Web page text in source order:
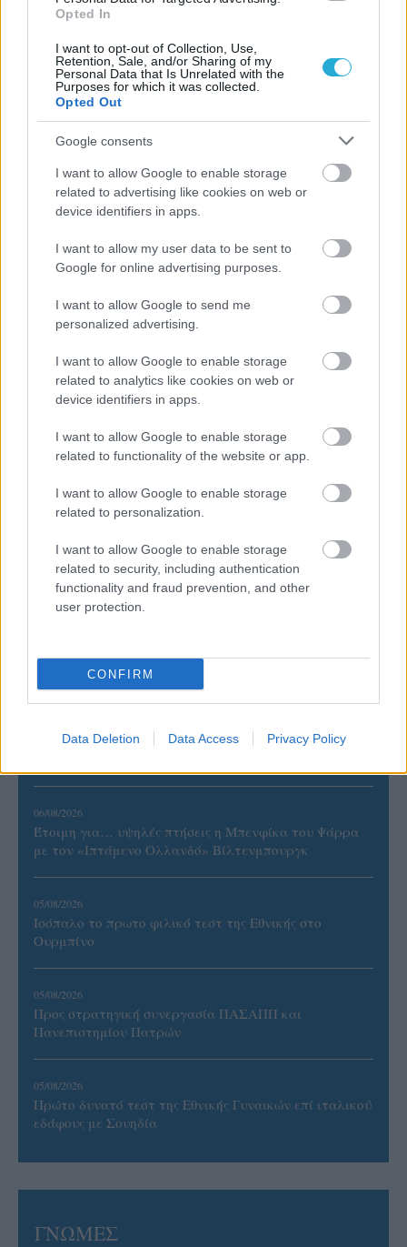
Opted In
I want to opt-out of Collection, Use,
Retention, Sale, and/or Sharing of my
Personal Data that Is Unrelated with the
Purposes for which it was collected.
Opted Out
Google consents
I want to allow Google to enable storage
related to advertising like cookies on web or
device identifiers in apps.
I want to allow my user data to be sent to
Google for online advertising purposes.
I want to allow Google to send me
personalized advertising.
I want to allow Google to enable storage
related to analytics like cookies on web or
device identifiers in apps.
I want to allow Google to enable storage
related to functionality of the website or app.
I want to allow Google to enable storage
related to personalization.
I want to allow Google to enable storage
related to security, including authentication
functionality and fraud prevention, and other
user protection.
CONFIRM
Data Deletion Data Access Privacy Policy
ΡΟΗ ΕΙΔΗΣΕΩΝ
στην Ιταλία Β’
Η FIVB σχεδιάζει να διοργανώσει το Παγκόσμιο
06/08/2026
Έτοιμη για… υψηλές πτήσεις η Μπενφίκα του Ψάρρα
με τον «Ιπτάμενο Ολλανδό» Βίλτενμπουργκ
05/08/2026
Ισόπαλο το πρωτο φιλικό τεστ της Εθνικής στο
Ουρμπίνο
05/08/2026
Προς στρατηγική συνεργασία ΠΑΣΑΠΠ και
Πανεπιστημίου Πατρών
05/08/2026
Πρώτο δυνατό τεστ της Εθνικής Γυναικών επί ιταλικού
εδάφους με Σουηδία
ΓΝΩΜΕΣ